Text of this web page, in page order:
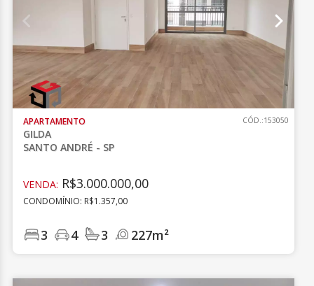
APARTAMENTO
GILDA
SANTO ANDRÉ - SP
CÓD.:153050
VENDA: R$3.000.000,00
CONDOMÍNIO: R$1.357,00
3 4 3 227m²